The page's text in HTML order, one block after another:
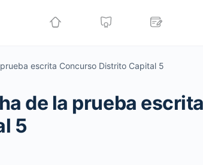
escrita Concurso Distrito Capital 5
de la prueba
5